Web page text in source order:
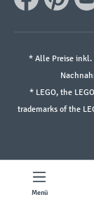
Menü
* Alle Preise inkl.
* LEGO, the
trademarks of the